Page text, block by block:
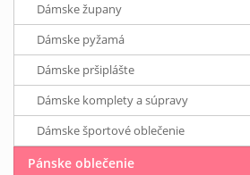
Dámske župany
Dámske pyžamá
Dámske pršiplášte
Dámske komplety a súpravy
Dámske športové oblečenie
Pánske oblečenie